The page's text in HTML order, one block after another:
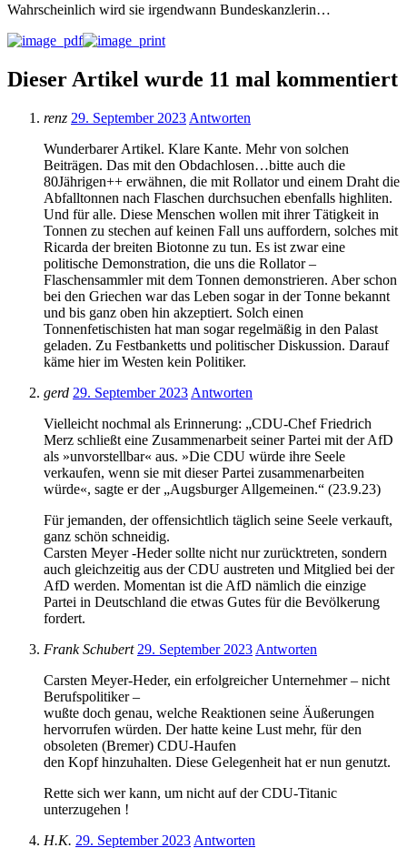
Wahrscheinlich wird sie irgendwann Bundeskanzlerin…
Dieser Artikel wurde 11 mal kommentiert
renz 29. September 2023 Antworten
Wunderbarer Artikel. Klare Kante. Mehr von solchen
Beiträgen. Das mit den Obdachlosen…bitte auch die
80Jährigen++ erwähnen, die mit Rollator und einem Draht die
Abfalltonnen nach Flaschen durchsuchen ebenfalls highliten.
Und für alle. Diese Menschen wollen mit ihrer Tätigkeit in
Tonnen zu stechen auf keinen Fall uns auffordern, solches mit
Ricarda der breiten Biotonne zu tun. Es ist zwar eine
politische Demonstration, die uns die Rollator –
Flaschensammler mit dem Tonnen demonstrieren. Aber schon
bei den Griechen war das Leben sogar in der Tonne bekannt
und bis ganz oben hin akzeptiert. Solch einen
Tonnenfetischisten hat man sogar regelmäßig in den Palast
geladen. Zu Festbanketts und politischer Diskussion. Darauf
käme hier im Westen kein Politiker.
gerd 29. September 2023 Antworten
Vielleicht nochmal als Erinnerung: „CDU-Chef Friedrich
Merz schließt eine Zusammenarbeit seiner Partei mit der AfD
als »unvorstellbar« aus. »Die CDU würde ihre Seele
verkaufen, wenn sie mit dieser Partei zusammenarbeiten
würde«, sagte er der „Augsburger Allgemeinen.“ (23.9.23)
Für jemanden, der offensichtlich täglich seine Seele verkauft,
ganz schön schneidig.
Carsten Meyer -Heder sollte nicht nur zurücktreten, sondern
auch gleichzeitig aus der CDU austreten und Mitglied bei der
AfD werden. Momentan ist die AfD nämlich die einzige
Partei in Deutschland die etwas Gutes für die Bevölkerung
fordert.
Frank Schubert 29. September 2023 Antworten
Carsten Meyer-Heder, ein erfolgreicher Unternehmer – nicht
Berufspolitiker –
wußte doch genau, welche Reaktionen seine Äußerungen
hervorrufen würden. Der hatte keine Lust mehr, für den
obsoleten (Bremer) CDU-Haufen
den Kopf hinzuhalten. Diese Gelegenheit hat er nun genutzt.
Rette sich wer kann, um nicht auf der CDU-Titanic
unterzugehen !
H.K. 29. September 2023 Antworten